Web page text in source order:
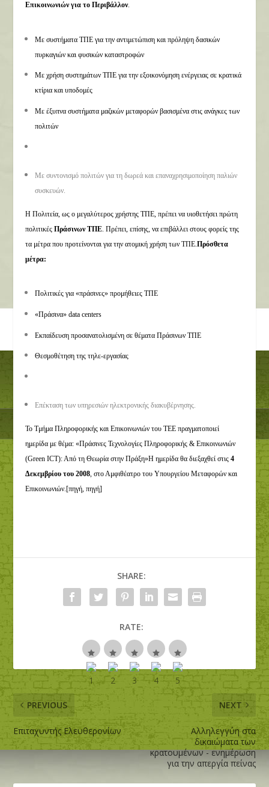
Επικοινωνιών για το Περιβάλλον.
Με συστήματα ΤΠΕ για την αντιμετώπιση και πρόληψη δασικών
πυρκαγιών και φυσικών καταστροφών
Με χρήση συστημάτων ΤΠΕ για την εξοικονόμηση ενέργειας σε κρατικά
κτίρια και υποδομές
Με έξυπνα συστήματα μαζικών μεταφορών βασισμένα στις ανάγκες των
πολιτών
Με συντονισμό πολιτών για τη δωρεά και επαναχρησιμοποίηση παλιών
συσκευών.
Η Πολιτεία, ως ο μεγαλύτερος χρήστης ΤΠΕ, πρέπει να υιοθετήσει πρώτη
πολιτικέςΠράσινων ΤΠΕ . Πρέπει, επίσης, να επιβάλλει στους φορείς της
τα μέτρα που προτείνονται για την ατομική χρήση των ΤΠΕ.Πρόσθετα
μέτρα:
Πολιτικές για «πράσινες» προμήθειες ΤΠΕ
«Πράσινα» data centers
Εκπαίδευση προσανατολισμένη σε θέματα Πράσινων ΤΠΕ
Θεσμοθέτηση της τηλε-εργασίας
Επέκταση των υπηρεσιών ηλεκτρονικής διακυβέρνησης.
Το Τμήμα Πληροφορικής και Επικοινωνιών του ΤΕΕ πραγματοποιεί
ημερίδα με θέμα: «Πράσινες Τεχνολογίες Πληροφορικής & Επικοινωνιών
(Green ICT): Από τη Θεωρία στην Πράξη»Η ημερίδα θα διεξαχθεί στις4
Δεκεμβρίου του 2008, στο Αμφιθέατρο του Υπουργείου Μεταφορών και
Επικοινωνιών.[πηγή,πηγή]
SHARE:
RATE:
PREVIOUS
Επιταχυντής Ελευθερονίων
NEXT
Αλληλεγγύη στα
δικαιώματα των
κρατουμένων - ενημέρωση
για την απεργία πείνας